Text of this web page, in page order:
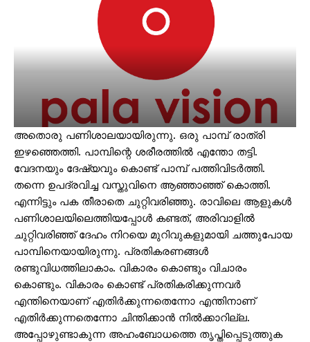
അതൊരു പണിശാലയായിരുന്നു. ഒരു പാമ്പ് രാത്രി
ഇഴഞ്ഞെത്തി. പാമ്പിന്റെ ശരീരത്തില്‍ എന്തോ തട്ടി.
വേദനയും ദേഷ്യവും കൊണ്ട് പാമ്പ് പത്തിവിടര്‍ത്തി.
തന്നെ ഉപദ്രവിച്ച വസ്തുവിനെ ആഞ്ഞാഞ്ഞ് കൊത്തി.
എന്നിട്ടും പക തീരാതെ ചുറ്റിവരിഞ്ഞു. രാവിലെ ആളുകള്‍
പണിശാലയിലെത്തിയപ്പോള്‍ കണ്ടത്, അരിവാളില്‍
ചുറ്റിവരിഞ്ഞ് ദേഹം നിറയെ മുറിവുകളുമായി ചത്തുപോയ
പാമ്പിനെയായിരുന്നു. പ്രതികരണങ്ങള്‍
രണ്ടുവിധത്തിലാകാം. വികാരം കൊണ്ടും വിചാരം
കൊണ്ടും. വികാരം കൊണ്ട് പ്രതികരിക്കുന്നവര്‍
എന്തിനെയാണ് എതിര്‍ക്കുന്നതെന്നോ എന്തിനാണ്
എതിര്‍ക്കുന്നതെന്നോ ചിന്തിക്കാന്‍ നില്‍ക്കാറില്ല.
അപ്പോഴുണ്ടാകുന്ന അഹംബോധത്തെ തൃപ്തിപ്പെടുത്തുക